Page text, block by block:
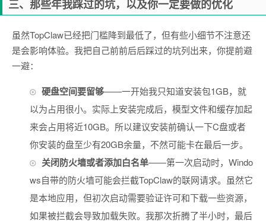
三、那些年我踩过的坑，以及你一定要做的优化
虽然TopClaw已经把门槛降到最低了，但有些小细节不注意还
是会影响体验。我把自己前前后后踩过的坑列出来，你提前避
一避：
硬盘空间要留够——一开始我只知道安装包1GB，就
以为占用很小。实际上安装完成后，模型文件和缓存加起
来会占用将近10GB。所以建议安装前确认一下C盘或者
你安装的盘至少有20GB余量，不然可能卡在最后一步。
关闭防火墙或者添加白名单——第一次启动时，Windo
ws自带的防火墙可能会拦截TopClaw的联网请求。虽然它
是本地应用，但初次启动需要验证许可和下载一些资源，
如果被拦截会导致加载失败。我那次折腾了半小时，最后